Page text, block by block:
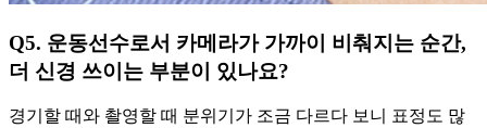
Q5. 운동선수로서 카메라가 가까이 비춰지는 순간,
더 신경 쓰이는 부분이 있나요?
경기할 때와 촬영할 때 분위기가 조금 다르다 보니 표정도 많